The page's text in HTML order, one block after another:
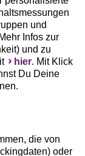
und
Infos zur
und zu
hier. Mit Klick
Du Deine
die von
oder